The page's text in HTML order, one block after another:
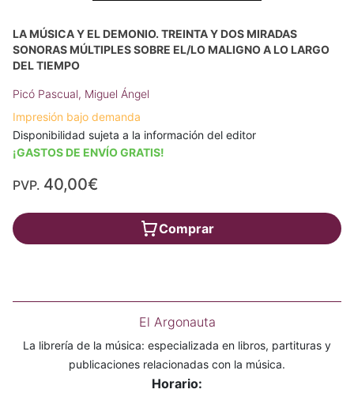
LA MÚSICA Y EL DEMONIO. TREINTA Y DOS MIRADAS
SONORAS MÚLTIPLES SOBRE EL/LO MALIGNO A LO LARGO
DEL TIEMPO
Picó Pascual, Miguel Ángel
Impresión bajo demanda
Disponibilidad sujeta a la información del editor
¡GASTOS DE ENVÍO GRATIS!
PVP. 40,00€
Comprar
El Argonauta
La librería de la música: especializada en libros, partituras y
publicaciones relacionadas con la música.
Horario: